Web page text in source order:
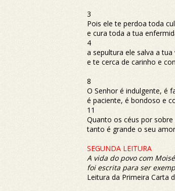
3
Pois ele te perdoa toda
e cura toda a tua
4
a sepultura ele salva a tua
e te cerca de carinho e
8
O Senhor é indulgente, é
é paciente, é bondoso e
11
Quanto os céus por
tanto é grande o seu
SEGUNDA LEITURA
A vida do povo com
foi escrita para ser
Leitura da Primeira Carta